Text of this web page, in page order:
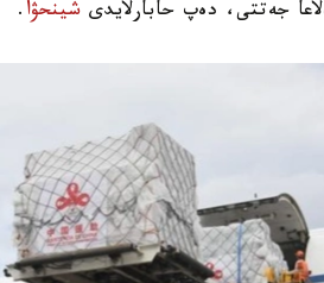
جەتتى، دەپ حابارلايدى شينحۋا .